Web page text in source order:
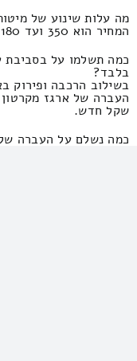
מה עלות שינוע של מיטות ל-2 ו/או לאדם
המחיר הוא 350 ועד 180 שקלים.
כמה תשלמו על בסביבת
בלבד?
בשילוב הרכבה ופירוק
שקל חדש.
כמה נשלם על העברה של